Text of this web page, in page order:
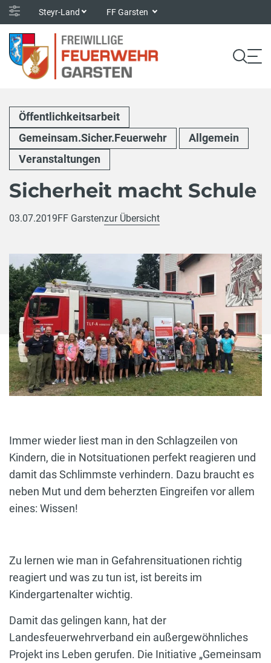
Steyr-Land FF Garsten
Öffentlichkeitsarbeit
Gemeinsam.Sicher.Feuerwehr
Allgemein
Veranstaltungen
Sicherheit macht Schule
03.07.2019FF Garstenzur Übersicht
Immer wieder liest man in den Schlagzeilen von
Kindern, die in Notsituationen perfekt reagieren und
damit das Schlimmste verhindern. Dazu braucht es
neben Mut und dem beherzten Eingreifen vor allem
eines: Wissen!
Zu lernen wie man in Gefahrensituationen richtig
reagiert und was zu tun ist, ist bereits im
Kindergartenalter wichtig.
Damit das gelingen kann, hat der
Landesfeuerwehrverband ein außergewöhnliches
Projekt ins Leben gerufen. Die Initiative „Gemeinsam